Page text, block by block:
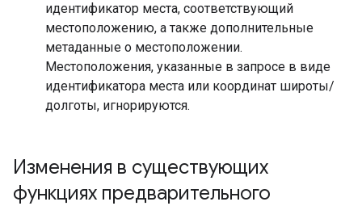
идентификатор места, соответствующий
местоположению, а также дополнительные
метаданные о местоположении.
Местоположения, указанные в запросе в виде
идентификатора места или координат широты/
долготы, игнорируются.
Изменения в существующих
функциях предварительного